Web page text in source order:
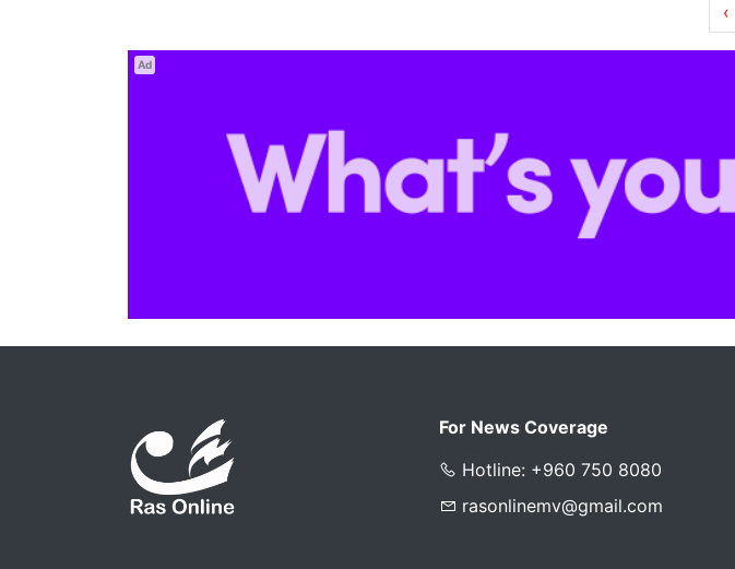
›
Ad
For News Coverage
Hotline: +960 750 8080
rasonlinemv@gmail.com